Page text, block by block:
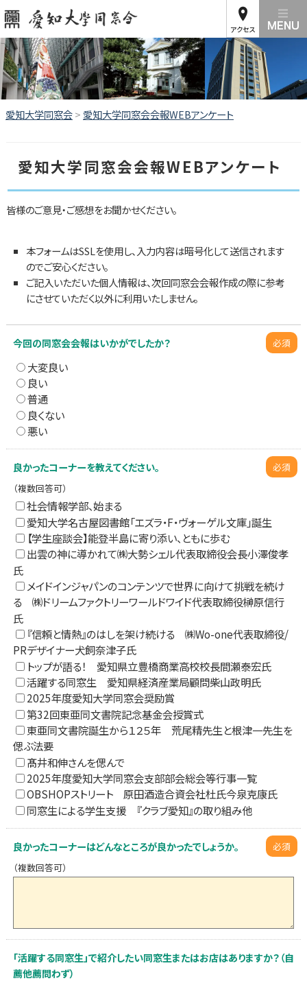
アクセス
愛知大学同窓会> 愛知大学同窓会会報WEBアンケート
愛知大学同窓会会報WEBアンケート
皆様のご意見・ご感想をお聞かせください。
本フォームはSSLを使用し、入力内容は暗号化して送信されます
のでご安心ください。
ご記入いただいた個人情報は、次回同窓会会報作成の際に参考
にさせていただく以外に利用いたしません。
今回の同窓会会報はいかがでしたか？ 必須
大変良い
良い
普通
良くない
悪い
良かったコーナーを教えてください。
必須
（複数回答可）
社会情報学部、始まる
愛知大学名古屋図書館「エズラ・F・ヴォーゲル文庫」誕生
【学生座談会】能登半島に寄り添い、ともに歩む
出雲の神に導かれて㈱大勢シェル代表取締役会長小澤俊孝
氏
メイドインジャパンのコンテンツで世界に向けて挑戦を続け
る ㈱ドリームファクトリーワールドワイド代表取締役榊原信行
氏
『信頼と情熱』のはしを架け続ける ㈱Wo-one代表取締役/
PRデザイナー犬飼奈津子氏
トップが語る！ 愛知県立豊橋商業高校校長間瀬泰宏氏
活躍する同窓生 愛知県経済産業局顧問柴山政明氏
2025年度愛知大学同窓会奨励賞
第32回東亜同文書院記念基金会授賞式
東亜同文書院誕生から１２５年 荒尾精先生と根津一先生を
偲ぶ法要
髙井和伸さんを偲んで
2025年度愛知大学同窓会支部部会総会等行事一覧
OBSHOPストリート 原田酒造合資会社杜氏今泉克康氏
同窓生による学生支援 『クラブ愛知』の取り組み他
良かったコーナーはどんなところが良かったでしょうか。
必須
（複数回答可）
「活躍する同窓生」で紹介したい同窓生またはお店はありますか？（自
薦他薦問わず）